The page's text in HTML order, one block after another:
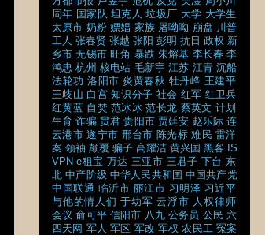
周年 国家队 坦克人 垃圾厂 大学 大学生
太原市 奶粉 嫖娼 家族 屠呦呦 崩盘 川普
工人 张春贤 张越 张阳 彭明 抗日 政权 新
乡市 无锡市 旺角 暴跌 朱熔基 李长春 李
鸿忠 杭州 核电站 毛新宇 江苏 江青 沉船
法轮功 洛阳市 炎黄春秋 牡丹峰 王建平
王歧山 白宫 知识分子 社会 红军 红卫兵
红黄蓝 自焚 范冰冰 范长龙 蔡英文 计划
生育 诈骗 贯君 贵阳市 贾廷安 赵乐际 连
云港市 遂宁市 邢台市 陈光标 难民 雷洋
案 领袖 颠覆 骗子 高耀洁 黄兴国 黑客
IS
VPN e租宝 万达 三亚市 三君子 下台 东
北 中产阶级 中华人民共和国 中国共产党
中国联通 临沂市 丽江市 习明泽 习近平
与他的情人们 于幼军 云浮市 人权律师
会议 俞可平 信阳市 八九 公务员 公民 六
四天网 军人 军区 军改 军权 农民工 冤案